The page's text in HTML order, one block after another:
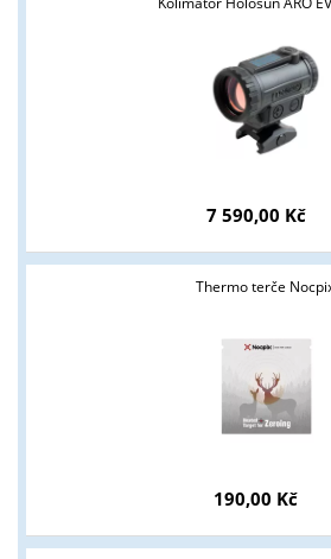
7 590,00 Kč
Thermo terče
190,00 Kč
podnikatelům v oblasti zbraně a
podmínky?
ANO NE